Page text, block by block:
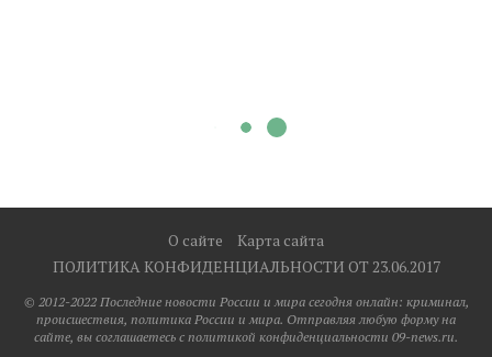
О сайте
Карта сайта
ПОЛИТИКА КОНФИДЕНЦИАЛЬНОСТИ ОТ 23.06.2017
© 2012-2022 Последние новости России и мира сегодня онлайн: криминал,
происшествия, политика России и мира. Отправляя любую форму на
сайте, вы соглашаетесь с политикой конфиденциальности 09-news.ru.